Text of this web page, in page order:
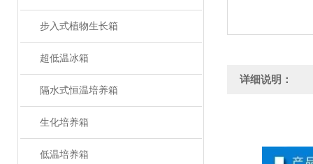
步入式植物生长箱
超低温冰箱
隔水式恒温培养箱
生化培养箱
低温培养箱
详细说明：